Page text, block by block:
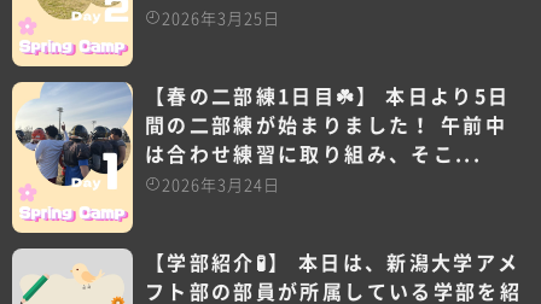
2026年3月25日
【春の二部練1日目☘️】 本日より5日
間の二部練が始まりました！ 午前中
は合わせ練習に取り組み、そこ...
2026年3月24日
【学部紹介🧪】 本日は、新潟大学アメ
フト部の部員が所属している学部を紹